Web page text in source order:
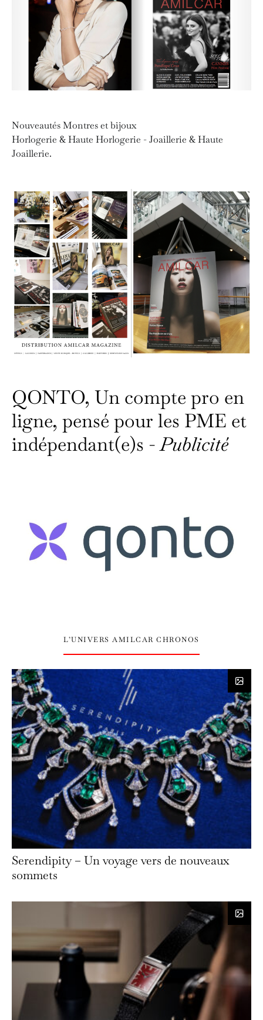
Nouveautés Montres et bijoux
Horlogerie & Haute Horlogerie - Joaillerie & Haute
Joaillerie.
QONTO, Un compte pro en
ligne, pensé pour les PME et
indépendant(e)s -Publicité
L’UNIVERS AMILCAR CHRONOS
Serendipity – Un voyage vers de nouveaux
sommets